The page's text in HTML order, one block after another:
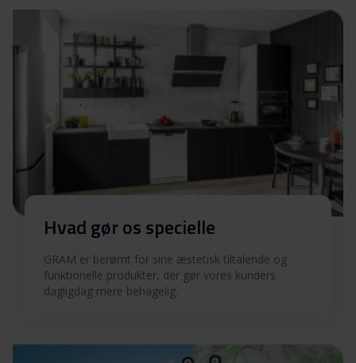
Produktbillede EKP
20662-92
Hent alt (11) Hent udvalgt
Hvad gør os specielle
GRAM er berømt for sine æstetisk tiltalende og
funktionelle produkter, der gør vores kunders
dagligdag mere behagelig.